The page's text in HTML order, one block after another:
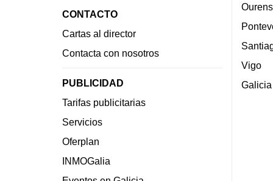
CONTACTO
Cartas al director
Contacta con nosotros
PUBLICIDAD
Tarifas publicitarias
Servicios
Oferplan
INMOGalia
Vigo